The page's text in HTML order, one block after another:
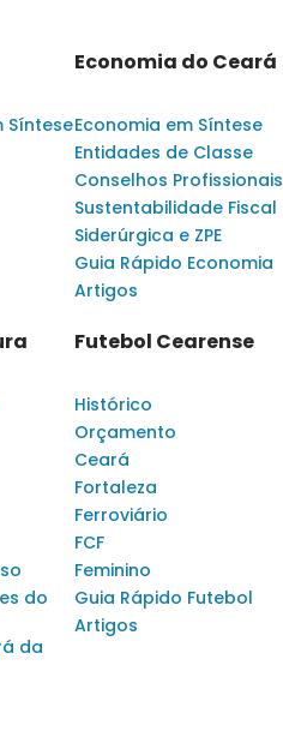
Síntese
Economia do Ceará
Economia em Síntese
Entidades de Classe
Conselhos Profissionais
Sustentabilidade Fiscal
Siderúrgica e ZPE
Guia Rápido Economia
Artigos
do
da
Futebol Cearense
Histórico
Orçamento
Ceará
Fortaleza
Ferroviário
FCF
Feminino
Guia Rápido Futebol
Artigos